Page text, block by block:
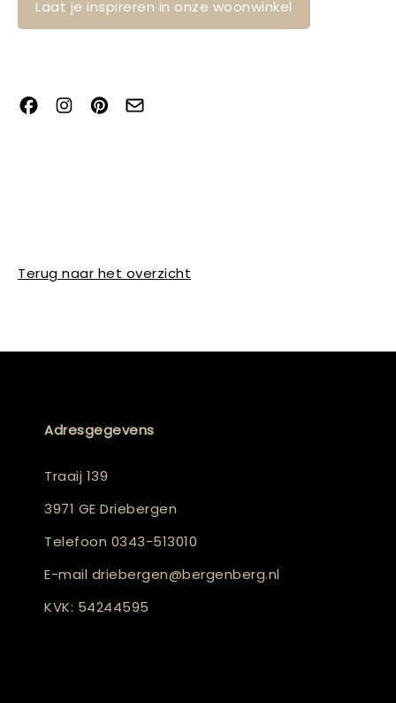
Laat je inspireren in onze woonwinkel
Terug naar het overzicht
Adresgegevens
Traaij 139
3971 GE Driebergen
Telefoon 0343-513010
E-mail driebergen@bergenberg.nl
KVK: 54244595